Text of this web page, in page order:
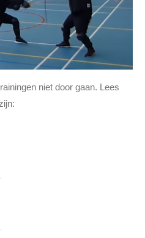
niet door gaan. Lees